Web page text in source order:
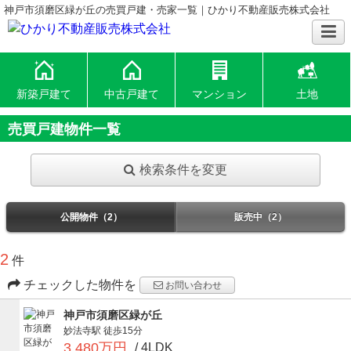
神戸市須磨区緑が丘の売買戸建・売家一覧｜ひかり不動産販売株式会社
新築戸建て 中古戸建て マンション 土地
売買戸建物件一覧
検索条件を変更
公開物件（2） 販売中（2）
2 件
チェックした物件を
お問い合わせ
神戸市須磨区緑が丘
妙法寺駅 徒歩15分
3,480万円 / 4LDK